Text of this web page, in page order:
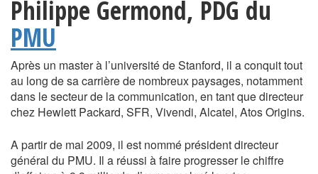
Philippe Germond, PDG du
PMU
Après un master à l’université de Stanford, il a conquit tout
au long de sa carrière de nombreux paysages, notamment
dans le secteur de la communication, en tant que directeur
chez Hewlett Packard, SFR, Vivendi, Alcatel, Atos Origins.
A partir de mai 2009, il est nommé président directeur
général du PMU. Il a réussi à faire progresser le chiffre